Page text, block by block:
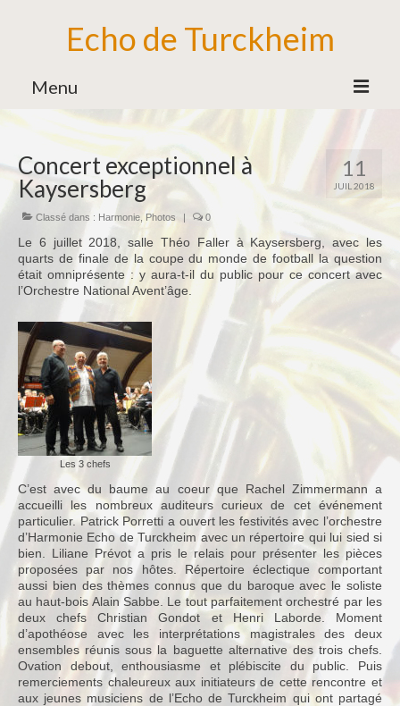
Echo de Turckheim
Menu
Association
Bureau
Bénévoles
Partenaires
Ecole de Musique
Formation Musicale
Familles d’Instruments
Vie de l’Ecole de Musique
Ensemble des Jeunes
Notre Equipe
Tarifs 2026-2027
Calendrier
Blog
Harmonie
Historique
Concours
Direction
Vie de l’Orchestre
11
JUIL 2018
Concert exceptionnel à
Kaysersberg
Classé dans : Harmonie Photos | 0
Le 6 juillet 2018, salle Théo Faller à Kaysersberg, avec les
quarts de finale de la coupe du monde de football la question
était omniprésente : y aura-t-il du public pour ce concert avec
l’Orchestre National Avent’âge.
Les 3 chefs
C’est avec du baume au coeur que Rachel Zimmermann a
accueilli les nombreux auditeurs curieux de cet événement
particulier. Patrick Porretti a ouvert les festivités avec l’orchestre
d’Harmonie Echo de Turckheim avec un répertoire qui lui sied si
bien. Liliane Prévot a pris le relais pour présenter les pièces
proposées par nos hôtes. Répertoire éclectique comportant
aussi bien des thèmes connus que du baroque avec le soliste
au haut-bois Alain Sabbe. Le tout parfaitement orchestré par les
deux chefs Christian Gondot et Henri Laborde. Moment
d’apothéose avec les interprétations magistrales des deux
ensembles réunis sous la baguette alternative des trois chefs.
Ovation debout, enthousiasme et plébiscite du public. Puis
remerciements chaleureux aux initiateurs de cette rencontre et
aux jeunes musiciens de l’Echo de Turckheim qui ont partagé